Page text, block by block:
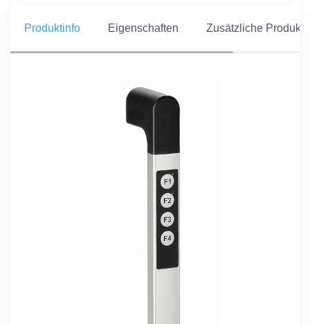
Produktinfo Eigenschaften Zusätzliche